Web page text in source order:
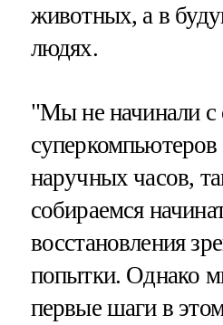
животных, а в
людях.
"Мы не начинали с
суперкомпьютеров
наручных часов,
собираемся
восстановления
попытки. Однако
первые шаги в